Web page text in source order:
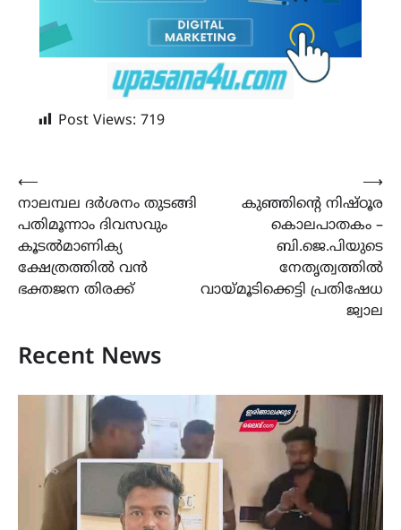
Post Views: 719
Post
navigation
⟵
നാലമ്പല ദർശനം തുടങ്ങി
പതിമൂന്നാം ദിവസവും
കൂടൽമാണിക്യ
ക്ഷേത്രത്തിൽ വൻ
ഭക്തജന തിരക്ക്
കുഞ്ഞിന്‍റെ നിഷ്ഠൂര
കൊലപാതകം –
ബി.ജെ.പിയുടെ
നേതൃത്വത്തില്‍
വായ്മൂടിക്കെട്ടി പ്രതിഷേധ
ജ്വാല
⟶
Recent News